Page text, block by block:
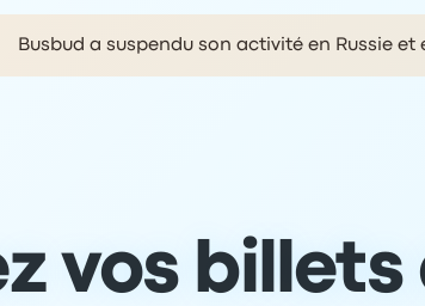
Busbud a suspendu son activité en Russie et
vos billets